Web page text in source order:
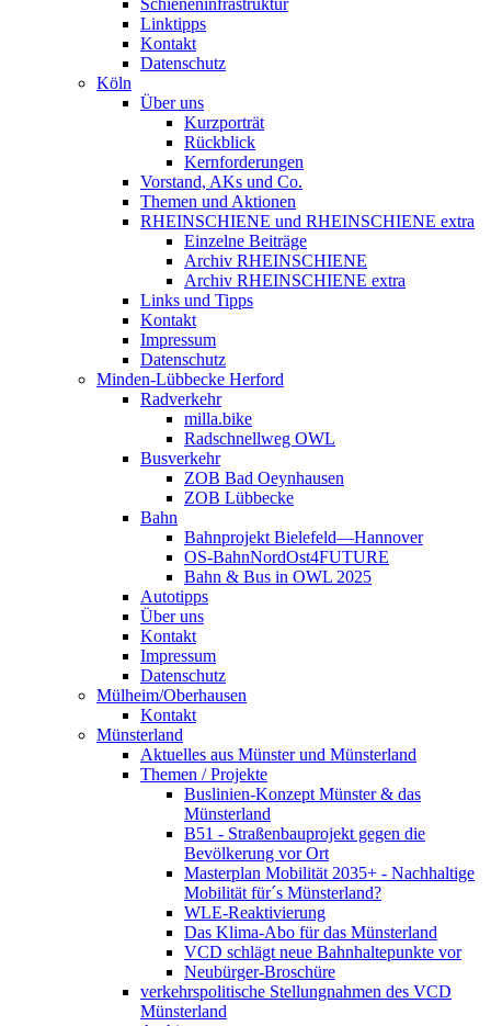
Schieneninfrastruktur
Linktipps
Kontakt
Datenschutz
Köln
Über uns
Kurzporträt
Rückblick
Kernforderungen
Vorstand, AKs und Co.
Themen und Aktionen
RHEINSCHIENE und RHEINSCHIENE extra
Einzelne Beiträge
Archiv RHEINSCHIENE
Archiv RHEINSCHIENE extra
Links und Tipps
Kontakt
Impressum
Datenschutz
Minden-Lübbecke Herford
Radverkehr
milla.bike
Radschnellweg OWL
Busverkehr
ZOB Bad Oeynhausen
ZOB Lübbecke
Bahn
Bahnprojekt Bielefeld—Hannover
OS-BahnNordOst4FUTURE
Bahn & Bus in OWL 2025
Autotipps
Über uns
Kontakt
Impressum
Datenschutz
Mülheim/Oberhausen
Kontakt
Münsterland
Aktuelles aus Münster und Münsterland
Themen / Projekte
Buslinien-Konzept Münster & das
Münsterland
B51 - Straßenbauprojekt gegen die
Bevölkerung vor Ort
Masterplan Mobilität 2035+ - Nachhaltige
Mobilität für´s Münsterland?
WLE-Reaktivierung
Das Klima-Abo für das Münsterland
VCD schlägt neue Bahnhaltepunkte vor
Neubürger-Broschüre
verkehrspolitische Stellungnahmen des VCD
Münsterland